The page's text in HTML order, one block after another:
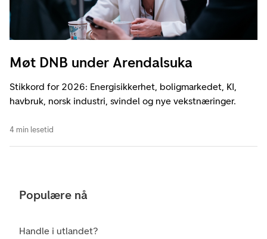
Møt DNB under Arendalsuka
Stikkord for 2026: Energisikkerhet, boligmarkedet, KI,
havbruk, norsk industri, svindel og nye vekstnæringer.
4 min lesetid
Populære nå
Handle i utlandet?